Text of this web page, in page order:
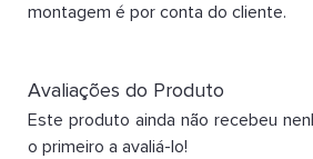
montagem é por conta do cliente.
Avaliações do Produto
Este produto ainda não recebeu
o primeiro a avaliá-lo!